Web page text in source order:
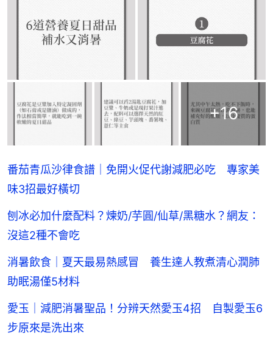
+16
番茄青瓜沙律食譜｜免開火促代謝減肥必吃 專家美
味3招最好橫切
刨冰必加什麼配料？煉奶/芋圓/仙草/黑糖水？網友：
沒這2種不會吃
消暑飲食｜夏天最易熱感冒 養生達人教煮清心潤肺
助眠湯僅5材料
愛玉｜減肥消暑聖品！分辨天然愛玉4招 自製愛玉6
步原來是洗出來